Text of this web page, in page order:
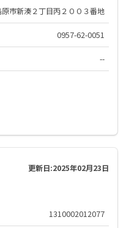
市新湊２丁目丙２００３番地
0957-62-0051
--
更新日:2025年02月23日
1310002012077